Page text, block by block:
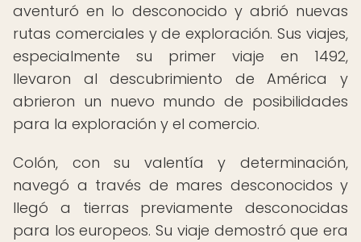
aventuró en lo desconocido y abrió nuevas
rutas comerciales y de exploración. Sus viajes,
especialmente su primer viaje en 1492,
llevaron al descubrimiento de América y
abrieron un nuevo mundo de posibilidades
para la exploración y el comercio.
Colón, con su valentía y determinación,
navegó a través de mares desconocidos y
llegó a tierras previamente desconocidas
para los europeos. Su viaje demostró que era